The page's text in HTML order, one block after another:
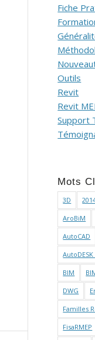
Fiche
Outils
Revit
Revit
Support
Mots
3D
AroBiM
AutoCAD
BIM
DWG
Familles
FisaRMEP